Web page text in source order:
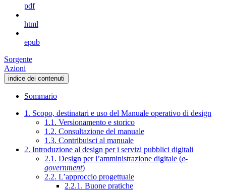
pdf
html
epub
Sorgente
Azioni
indice dei contenuti
Sommario
1. Scopo, destinatari e uso del Manuale operativo di design
1.1. Versionamento e storico
1.2. Consultazione del manuale
1.3. Contribuisci al manuale
2. Introduzione al design per i servizi pubblici digitali
2.1. Design per l’amministrazione digitale (e-
government)
2.2. L’approccio progettuale
2.2.1. Buone pratiche